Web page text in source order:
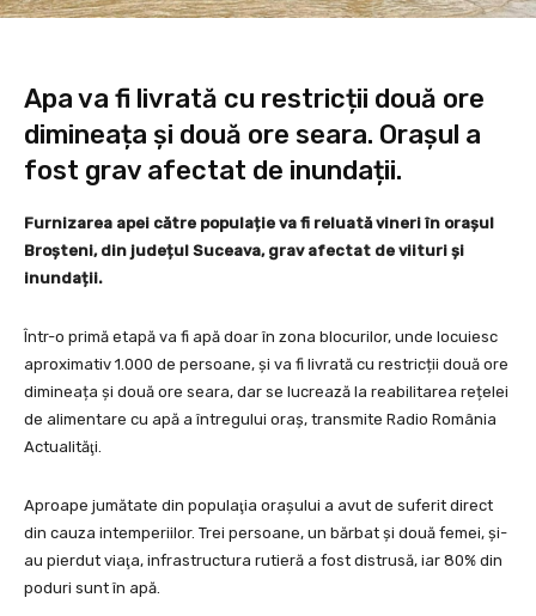
Apa va fi livrată cu restricții două ore
dimineața și două ore seara. Orașul a
fost grav afectat de inundații.
Furnizarea apei către populație va fi reluată vineri în orașul
Broșteni, din județul Suceava, grav afectat de viituri și
inundații.
Într-o primă etapă va fi apă doar în zona blocurilor, unde locuiesc
aproximativ 1.000 de persoane, și va fi livrată cu restricții două ore
dimineața și două ore seara, dar se lucrează la reabilitarea rețelei
de alimentare cu apă a întregului oraș, transmite Radio România
Actualităţi.
Aproape jumătate din populaţia oraşului a avut de suferit direct
din cauza intemperiilor. Trei persoane, un bărbat şi două femei, şi-
au pierdut viaţa, infrastructura rutieră a fost distrusă, iar 80% din
poduri sunt în apă.